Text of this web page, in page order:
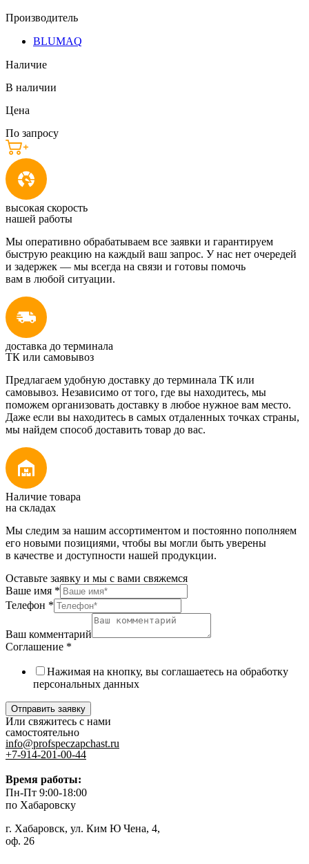
Производитель
BLUMAQ
Наличие
В наличии
Цена
По запросу
высокая скорость
нашей работы
Мы оперативно обрабатываем все заявки и гарантируем
быструю реакцию на каждый ваш запрос. У нас нет очередей
и задержек — мы всегда на связи и готовы помочь
вам в любой ситуации.
доставка до терминала
ТК или самовывоз
Предлагаем удобную доставку до терминала ТК или
самовывоз. Независимо от того, где вы находитесь, мы
поможем организовать доставку в любое нужное вам место.
Даже если вы находитесь в самых отдаленных точках страны,
мы найдем способ доставить товар до вас.
Наличие товара
на складах
Мы следим за нашим ассортиментом и постоянно пополняем
его новыми позициями, чтобы вы могли быть уверены
в качестве и доступности нашей продукции.
Оставьте заявку и мы с вами свяжемся
Ваше имя *
Телефон *
Ваш комментарий
Соглашение *
Нажимая на кнопку, вы соглашаетесь на обработку
персональных данных
Отправить заявку
Или свяжитесь с нами
самостоятельно
info@profspeczapchast.ru
+7-914-201-00-44
Время работы:
Пн-Пт 9:00-18:00
по Хабаровску
г. Хабаровск, ул. Ким Ю Чена, 4,
оф. 26